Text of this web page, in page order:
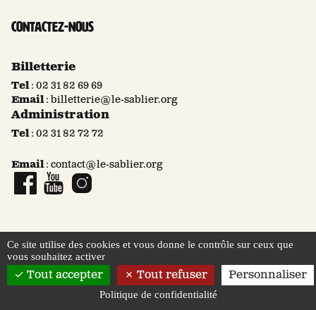
Festival Création
Contactez-nous
Billetterie
Tel: 02 31 82 69 69
Email:billetterie@le-sablier.org
Administration
Tel: 02 31 82 72 72
Email: contact@le-sablier.org
Mentions légales
Politique de confidentialité
Ce site utilise des cookies et vous donne le contrôle sur ceux que
vous souhaitez activer
Tout accepter Tout refuser Personnaliser
Politique de confidentialité